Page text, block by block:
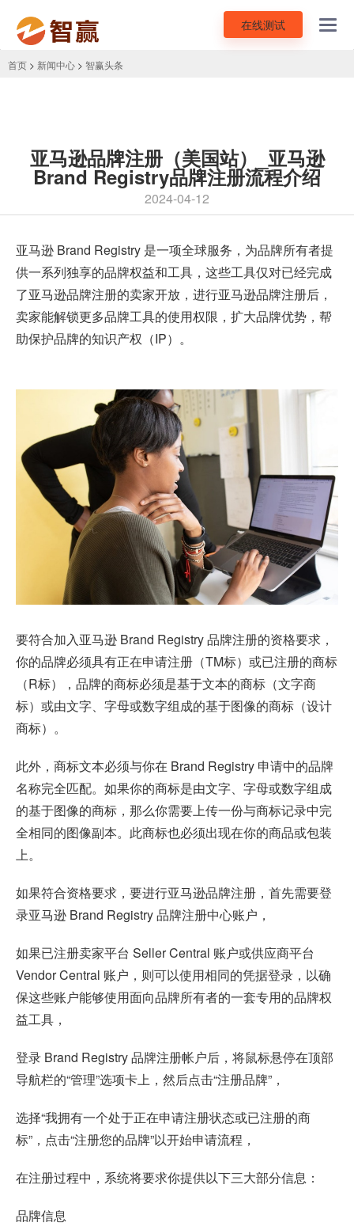
在线测试
首页 > 新闻中心 > 智赢头条
亚马逊品牌注册（美国站）_亚马逊
Brand Registry品牌注册流程介绍
2024-04-12
亚马逊 Brand Registry 是一项全球服务，为品牌所有者提
供一系列独享的品牌权益和工具，这些工具仅对已经完成
了亚马逊品牌注册的卖家开放，进行亚马逊品牌注册后，
卖家能解锁更多品牌工具的使用权限，扩大品牌优势，帮
助保护品牌的知识产权（IP）。
要符合加入亚马逊 Brand Registry 品牌注册的资格要求，
你的品牌必须具有正在申请注册（TM标）或已注册的商标
（R标），品牌的商标必须是基于文本的商标（文字商
标）或由文字、字母或数字组成的基于图像的商标（设计
商标）。
此外，商标文本必须与你在 Brand Registry 申请中的品牌
名称完全匹配。如果你的商标是由文字、字母或数字组成
的基于图像的商标，那么你需要上传一份与商标记录中完
全相同的图像副本。此商标也必须出现在你的商品或包装
上。
如果符合资格要求，要进行亚马逊品牌注册，首先需要登
录亚马逊 Brand Registry 品牌注册中心账户，
如果已注册卖家平台 Seller Central 账户或供应商平台
Vendor Central 账户，则可以使用相同的凭据登录，以确
保这些账户能够使用面向品牌所有者的一套专用的品牌权
益工具，
登录 Brand Registry 品牌注册帐户后，将鼠标悬停在顶部
导航栏的“管理”选项卡上，然后点击“注册品牌”，
选择“我拥有一个处于正在申请注册状态或已注册的商
标”，点击“注册您的品牌”以开始申请流程，
在注册过程中，系统将要求你提供以下三大部分信息：
品牌信息